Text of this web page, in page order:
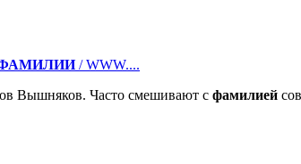
/ WWW....
Вышняков. Часто смешивают с фамилией